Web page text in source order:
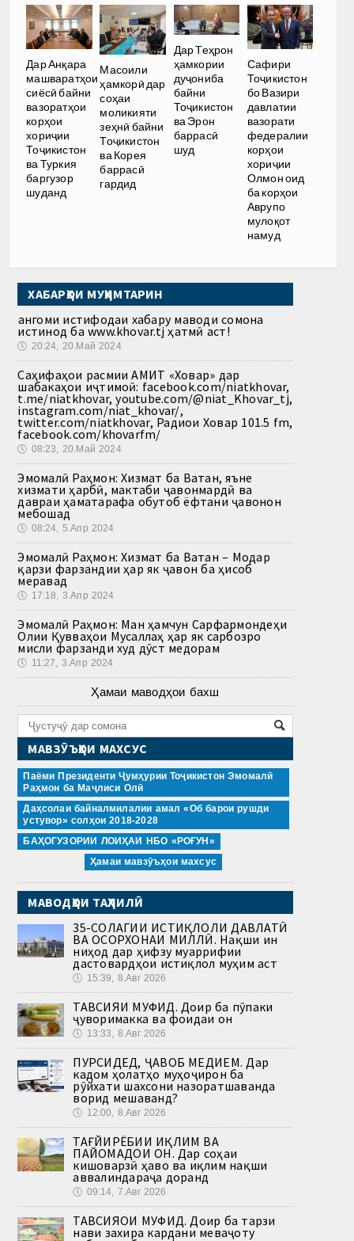
Дар Анқара
машваратҳои
сиёсӣ байни
вазоратҳои
корҳои
хориҷии
Тоҷикистон
ва Туркия
баргузор
шуданд
Масоили
ҳамкорӣ дар
соҳаи
моликияти
зеҳнӣ байни
Тоҷикистон
ва Корея
баррасӣ
гардид
Дар Теҳрон
ҳамкории
дуҷониба
байни
Тоҷикистон
ва Эрон
баррасӣ
шуд
Сафири
Тоҷикистон
бо Вазири
давлатии
вазорати
федералии
корҳои
хориҷии
Олмон оид
ба корҳои
Аврупо
мулоқот
намуд
ХАБАРҲОИ МУҲИМТАРИН
Ҳангоми истифодаи хабару маводи сомона
истинод ба www.khovar.tj ҳатмӣ аст!
🕔 20:24, 20.Май 2024
Саҳифаҳои расмии АМИТ «Ховар» дар
шабакаҳои иҷтимоӣ: facebook.com/niatkhovar,
t.me/niatkhovar, youtube.com/@niat_Khovar_tj,
instagram.com/niat_khovar/,
twitter.com/niatkhovar, Радиои Ховар 101.5 fm,
facebook.com/khovarfm/
🕔 08:23, 20.Май 2024
Эмомалӣ Раҳмон: Хизмат ба Ватан, яъне
хизмати ҳарбӣ, мактаби ҷавонмардӣ ва
давраи ҳаматарафа обутоб ёфтани ҷавонон
мебошад
🕔 08:24, 5.Апр 2024
Эмомалӣ Раҳмон: Хизмат ба Ватан – Модар
қарзи фарзандии ҳар як ҷавон ба ҳисоб
меравад
🕔 17:18, 3.Апр 2024
Эмомалӣ Раҳмон: Ман ҳамчун Сарфармондеҳи
Олии Қувваҳои Мусаллаҳ ҳар як сарбозро
мисли фарзанди худ дӯст медорам
🕔 11:27, 3.Апр 2024
Ҳамаи маводҳои бахш
МАВЗӮЪҲОИ МАХСУС
Паёми Президенти Ҷумҳурии Тоҷикистон Эмомалӣ
Раҳмон ба Маҷлиси Олӣ
Даҳсолаи байналмилалии амал «Об барои рушди
устувор» солҳои 2018-2028
БАҲОГУЗОРИИ ЛОИҲАИ НБО «РОҒУН»
Ҳамаи мавзӯъҳои махсус
МАВОДҲОИ ТАҲЛИЛӢ
35-СОЛАГИИ ИСТИҚЛОЛИ ДАВЛАТӢ
ВА ОСОРХОНАИ МИЛЛӢ. Нақши ин
ниҳод дар ҳифзу муаррифии
дастовардҳои истиқлол муҳим аст
🕔 15:39, 8.Авг 2026
ТАВСИЯИ МУФИД. Доир ба пӯпаки
ҷуворимакка ва фоидаи он
🕔 13:33, 8.Авг 2026
ПУРСИДЕД, ҶАВОБ МЕДИҲЕМ. Дар
кадом ҳолатҳо муҳоҷирон ба
рӯйхати шахсони назоратшаванда
ворид мешаванд?
🕔 12:00, 8.Авг 2026
ТАҒЙИРЁБИИ ИҚЛИМ ВА
ПАЙОМАДҲОИ ОН. Дар соҳаи
кишоварзӣ ҳаво ва иқлим нақши
аввалиндараҷа доранд
🕔 09:14, 7.Авг 2026
ТАВСИЯҲОИ МУФИД. Доир ба тарзи
нави захира кардани меваҷоту